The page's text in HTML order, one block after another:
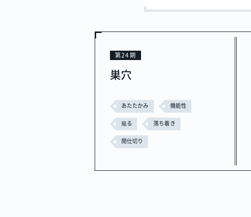
第24期
巣穴
あたたかみ 機能性
籠る 落ち着き
間仕切り